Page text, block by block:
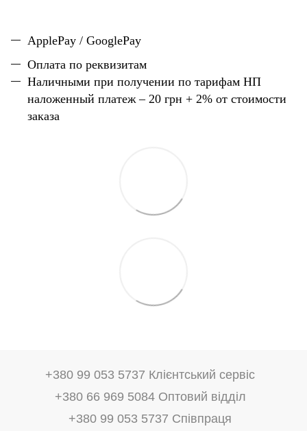
ApplePay / GooglePay
Оплата по реквизитам
Наличными при получении по тарифам НП
наложенный платеж – 20 грн + 2% от стоимости
заказа
+380 99 053 5737 Клієнтський сервіс
+380 66 969 5084 Оптовий відділ
+380 99 053 5737 Співпраця